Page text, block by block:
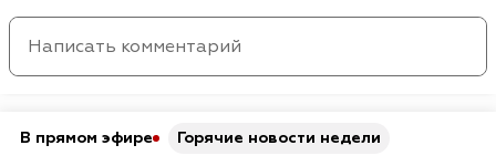
В прямом эфире Горячие новости недели